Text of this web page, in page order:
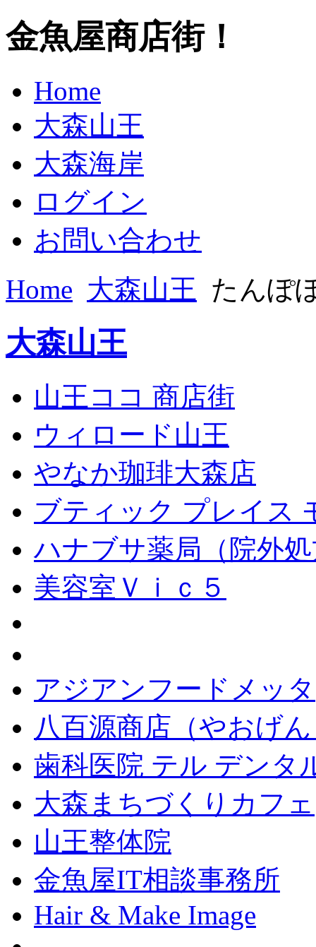
金魚屋商店街！
Home
大森山王
大森海岸
ログイン
お問い合わせ
Home 大森山王 たんぽ
大森山王
山王ココ 商店街
ウィロード山王
やなか珈琲大森店
ブティック プレイス
ハナブサ薬局（院外
美容室Ｖｉｃ５
アジアンフードメッタ
八百源商店（やおげ
歯科医院 テル デンタ
大森まちづくりカフェ
山王整体院
金魚屋IT相談事務所
Hair & Make Image